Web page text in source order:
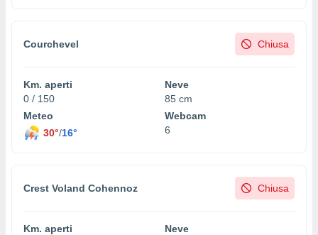
Courchevel Chiusa
Km. aperti
0 / 150
Neve
85 cm
Meteo
30°/16°
Webcam
6
Crest Voland Cohennoz Chiusa
Km. aperti
Neve